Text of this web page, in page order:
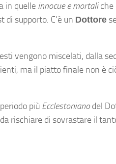
in quelle innocue e mortaliche
supporto. C’è un Dottore
vengono miscelati, dalla
ma il piatto finale non è
più Ecclestonianodel
rischiare di sovrastare il